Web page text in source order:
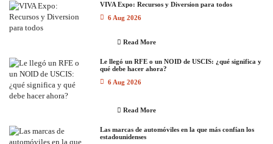
VIVA Expo: Recursos y Diversion para todos
6 Aug 2026
Read More
Le llegó un RFE o un NOID de USCIS: ¿qué significa y
qué debe hacer ahora?
6 Aug 2026
Read More
Las marcas de automóviles en la que más confían los
estadounidenses